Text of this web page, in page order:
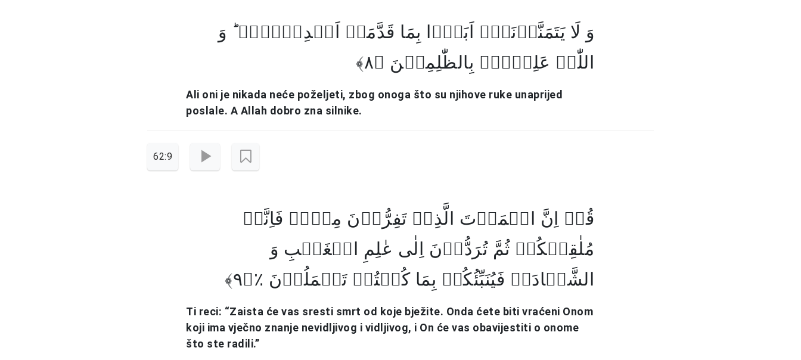
وَ لَا یَتَمَنَّوۡنَہٗۤ اَبَدًۢا بِمَا قَدَّمَتۡ اَیۡدِیۡہِمۡ ؕ وَ
اللّٰہُ عَلِیۡمٌۢ بِالظّٰلِمِیۡنَ ﴿۸﴾
Ali oni je nikada neće poželjeti, zbog onoga što su njihove ruke unaprijed
poslale. A Allah dobro zna silnike.
62:9
قُلۡ اِنَّ الۡمَوۡتَ الَّذِیۡ تَفِرُّوۡنَ مِنۡہُ فَاِنَّہٗ
مُلٰقِیۡکُمۡ ثُمَّ تُرَدُّوۡنَ اِلٰی عٰلِمِ الۡغَیۡبِ وَ
الشَّہَادَۃِ فَیُنَبِّئُکُمۡ بِمَا کُنۡتُمۡ تَعۡمَلُوۡنَ ٪﴿۹﴾
Ti reci: “Zaista će vas sresti smrt od koje bježite. Onda ćete biti vraćeni Onom
koji ima vječno znanje nevidljivog i vidljivog, i On će vas obavijestiti o onome
što ste radili.”